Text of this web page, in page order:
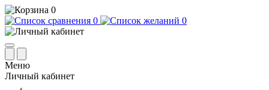
0
0
0
Меню
Личный кабинет